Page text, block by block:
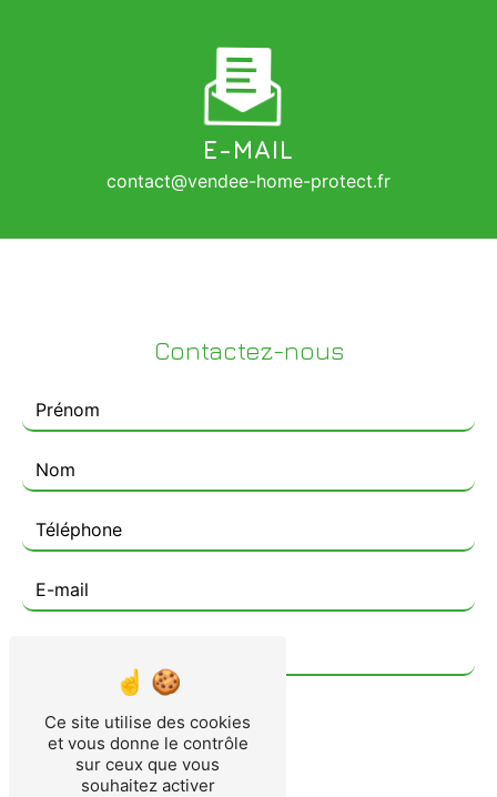
E-MAIL
contact@vendee-home-protect.fr
Contactez-nous
Ce site utilise des cookies
et vous donne le contrôle
sur ceux que vous
souhaitez activer